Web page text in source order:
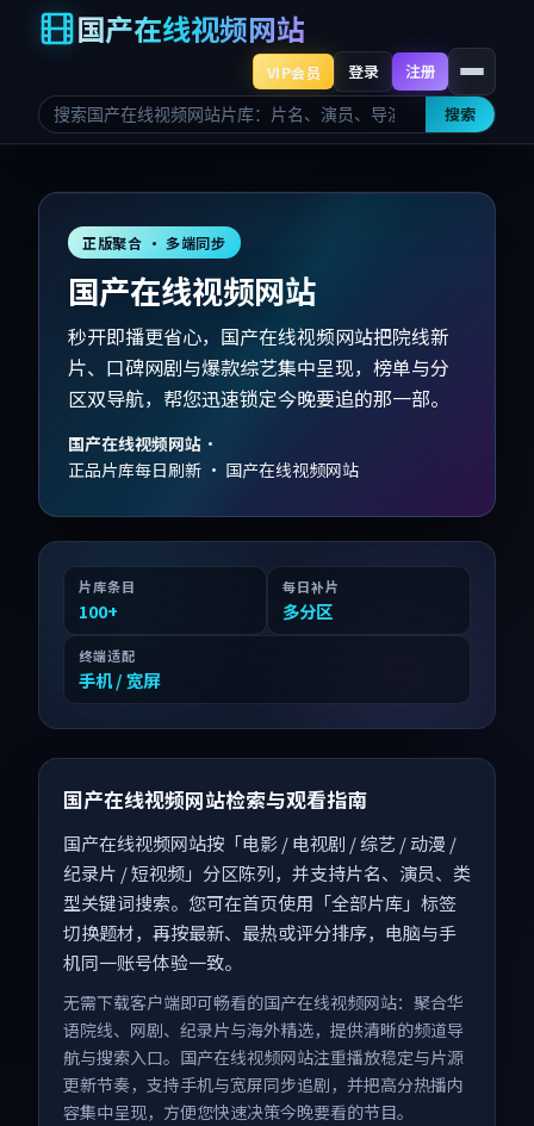
国产在线视频网站
搜索
VIP会员 登录 注册
正版聚合 · 多端同步
国产在线视频网站
秒开即播更省心，国产在线视频网站把院线新
片、口碑网剧与爆款综艺集中呈现，榜单与分
区双导航，帮您迅速锁定今晚要追的那一部。
国产在线视频网站 ·
正品片库每日刷新 · 国产在线视频网站
片库条目
100+
每日补片
多分区
终端适配
手机 / 宽屏
国产在线视频网站检索与观看指南
国产在线视频网站按「电影 / 电视剧 / 综艺 / 动漫 /
纪录片 / 短视频」分区陈列，并支持片名、演员、类
型关键词搜索。您可在首页使用「全部片库」标签
切换题材，再按最新、最热或评分排序，电脑与手
机同一账号体验一致。
无需下载客户端即可畅看的国产在线视频网站：聚合华
语院线、网剧、纪录片与海外精选，提供清晰的频道导
航与搜索入口。国产在线视频网站注重播放稳定与片源
更新节奏，支持手机与宽屏同步追剧，并把高分热播内
容集中呈现，方便您快速决策今晚要看的节目。